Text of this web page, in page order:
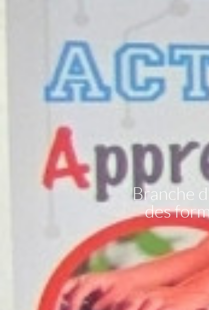
Branche
des